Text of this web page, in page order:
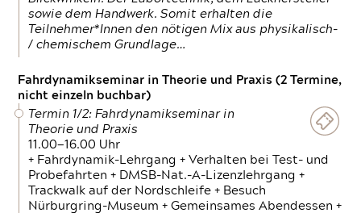
sowie dem Handwerk. Somit erhalten die
Teilnehmer*Innen den nötigen Mix aus physikalisch-
/ chemischem Grundlage…
Fahrdynamikseminar in Theorie und Praxis (2 Termine,
nicht einzeln buchbar)
Termin 1/2: Fahrdynamikseminar in
Theorie und Praxis
11.00—16.00 Uhr
+ Fahrdynamik-Lehrgang + Verhalten bei Test- und
Probefahrten + DMSB-Nat.-A-Lizenzlehrgang +
Trackwalk auf der Nordschleife + Besuch
Nürburgring-Museum + Gemeinsames Abendessen +